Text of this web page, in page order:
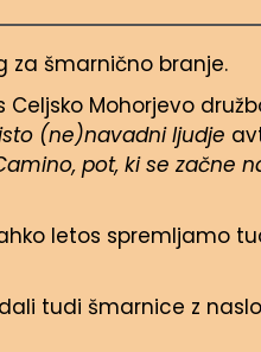
za šmarnično branje.
Mohorjevo
(ne)navadni ljudje
pot, ki se začne
letos spremljamo
tudi šmarnice z